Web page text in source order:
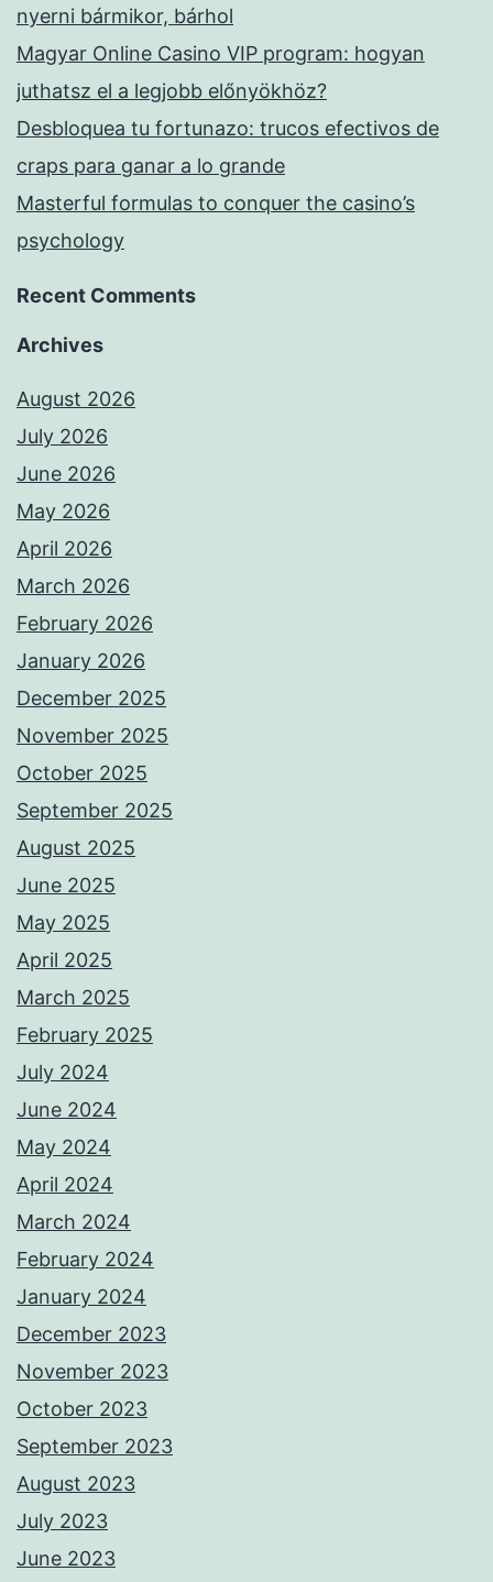
nyerni bármikor, bárhol
Magyar Online Casino VIP program: hogyan
juthatsz el a legjobb előnyökhöz?
Desbloquea tu fortunazo: trucos efectivos de
craps para ganar a lo grande
Masterful formulas to conquer the casino’s
psychology
Recent Comments
Archives
August 2026
July 2026
June 2026
May 2026
April 2026
March 2026
February 2026
January 2026
December 2025
November 2025
October 2025
September 2025
August 2025
June 2025
May 2025
April 2025
March 2025
February 2025
July 2024
June 2024
May 2024
April 2024
March 2024
February 2024
January 2024
December 2023
November 2023
October 2023
September 2023
August 2023
July 2023
June 2023